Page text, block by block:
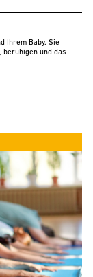
Ihrem Baby. Sie
beruhigen und das